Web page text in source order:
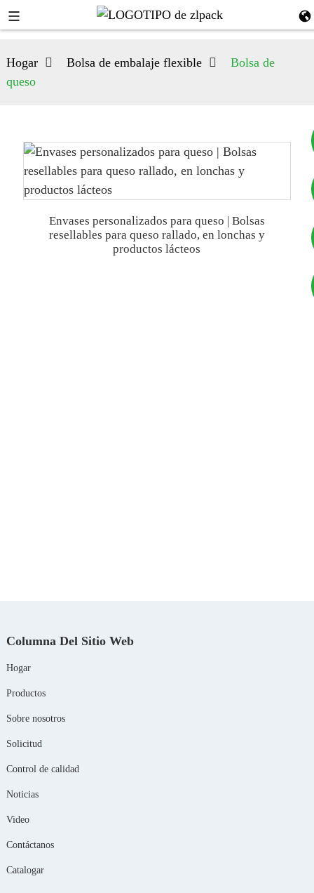
+8619953939264
Hogar Bolsa de embalaje flexible
Bolsa de
queso
Envases personalizados para queso | Bolsas
resellables para queso rallado, en lonchas y
productos lácteos
Columna Del Sitio Web
Hogar
Productos
Sobre nosotros
Solicitud
Control de calidad
Noticias
Video
Contáctanos
Catalogar